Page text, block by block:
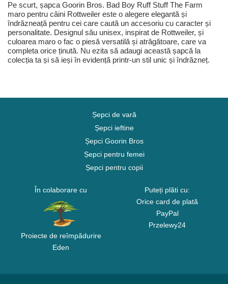
Pe scurt, șapca Goorin Bros. Bad Boy Ruff Stuff The Farm
maro pentru câini Rottweiler este o alegere elegantă și
îndrăzneață pentru cei care caută un accesoriu cu caracter și
personalitate. Designul său unisex, inspirat de Rottweiler, și
culoarea maro o fac o piesă versatilă și atrăgătoare, care va
completa orice ținută. Nu ezita să adaugi această șapcă la
colecția ta și să ieși în evidență printr-un stil unic și îndrăzneț.
Șepci de vară
Șepci ieftine
Șepci Goorin Bros
Șepci pentru femei
Șepci pentru copii
În colaborare cu
Proiecte de reîmpădurire
Eden
Puteți plăti cu:
Orice card de plată
PayPal
Przelewy24